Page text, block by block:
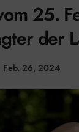
25.
der
Feb. 26, 2024